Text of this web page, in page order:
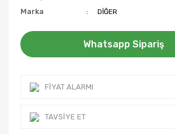
Marka DİĞER
Whatsapp Sipariş
FIYAT ALARMI
TAVSIYE ET